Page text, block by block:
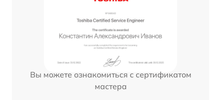
Вы можете ознакомиться с сертификатом
мастера